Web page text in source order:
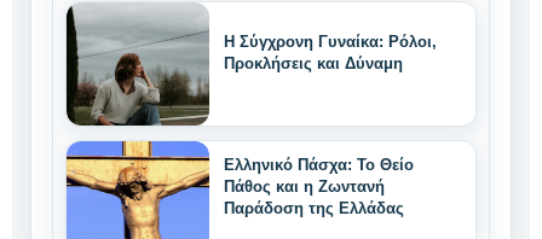
Η Σύγχρονη Γυναίκα: Ρόλοι,
Προκλήσεις και Δύναμη
Ελληνικό Πάσχα: Το Θείο
Πάθος και η Ζωντανή
Παράδοση της Ελλάδας